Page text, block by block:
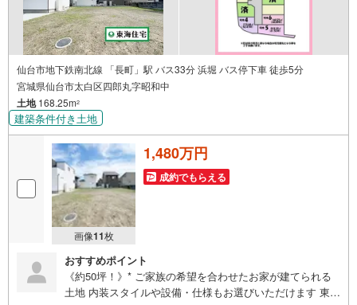
仙台市地下鉄南北線 「長町」駅 バス33分 浜堀 バス停下車 徒歩5分
宮城県仙台市太白区四郎丸字昭和中
土地168.25m2
建築条件付き土地
画像11枚
1,480万円
成約でもらえる
おすすめポイント
《約50坪！》* ご家族の希望を合わせたお家が建てられる
土地 内装スタイルや設備・仕様もお選びいただけます 東四